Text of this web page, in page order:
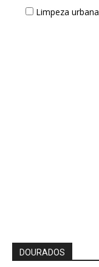
Limpeza urbana
DOURADOS